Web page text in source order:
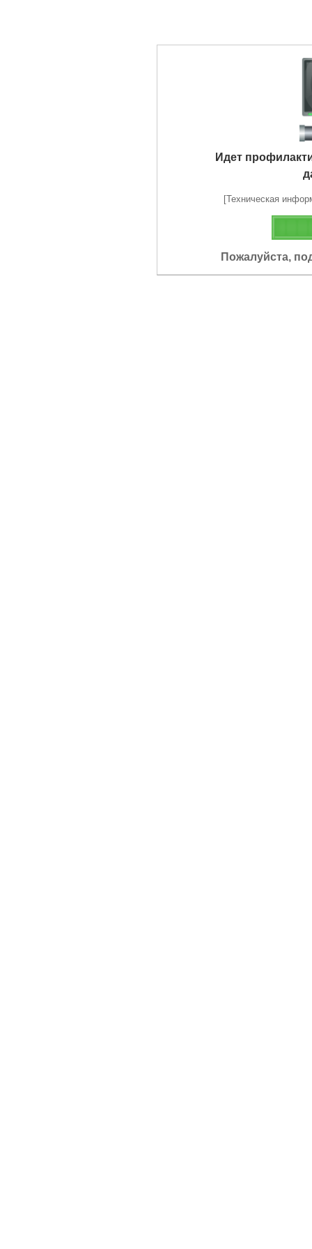
Идет
[Техническая
Пожалуйста,